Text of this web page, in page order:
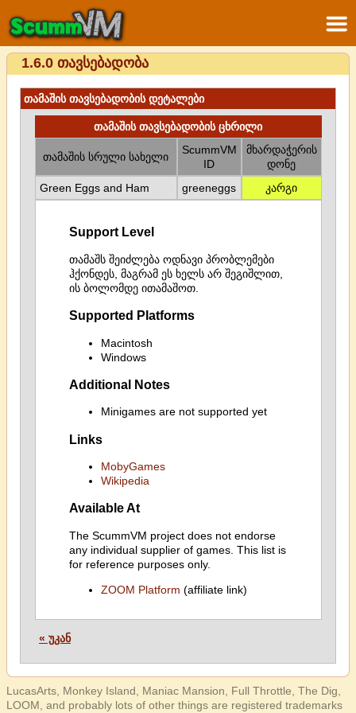
1.6.0 თავსებადობა
თამაშის თავსებადობის დეტალები
თამაშის თავსებადობის ცხრილი
თამაშის სრული სახელი
ScummVM
ID
მხარდაჭერის
დონე
Green Eggs and Ham
greeneggs კარგი
Support Level
თამაშს შეიძლება ოდნავი პრობლემები
ჰქონდეს, მაგრამ ეს ხელს არ შეგიშლით,
ის ბოლომდე ითამაშოთ.
Supported Platforms
Macintosh
Windows
Additional Notes
Minigames are not supported yet
Links
MobyGames
Wikipedia
Available At
The ScummVM project does not endorse
any individual supplier of games. This list is
for reference purposes only.
ZOOM Platform (affiliate link)
« უკან
LucasArts, Monkey Island, Maniac Mansion, Full Throttle, The Dig,
LOOM, and probably lots of other things are registered trademarks